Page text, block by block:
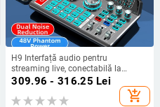
H9 Interfață audio pentru
streaming live, conectabilă la
telefon, computer, căști Bluetooth,
309.96 - 316.25 Lei
add_shopping_cart